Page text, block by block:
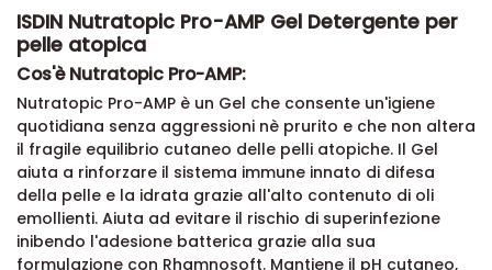
ISDIN Nutratopic Pro-AMP Gel Detergente per
pelle atopica
Cos'è Nutratopic Pro-AMP:
Nutratopic Pro-AMP è un Gel che consente un'igiene
quotidiana senza aggressioni nè prurito e che non altera
il fragile equilibrio cutaneo delle pelli atopiche. Il Gel
aiuta a rinforzare il sistema immune innato di difesa
della pelle e la idrata grazie all'alto contenuto di oli
emollienti. Aiuta ad evitare il rischio di superinfezione
inibendo l'adesione batterica grazie alla sua
formulazione con Rhamnosoft. Mantiene il pH cutaneo,